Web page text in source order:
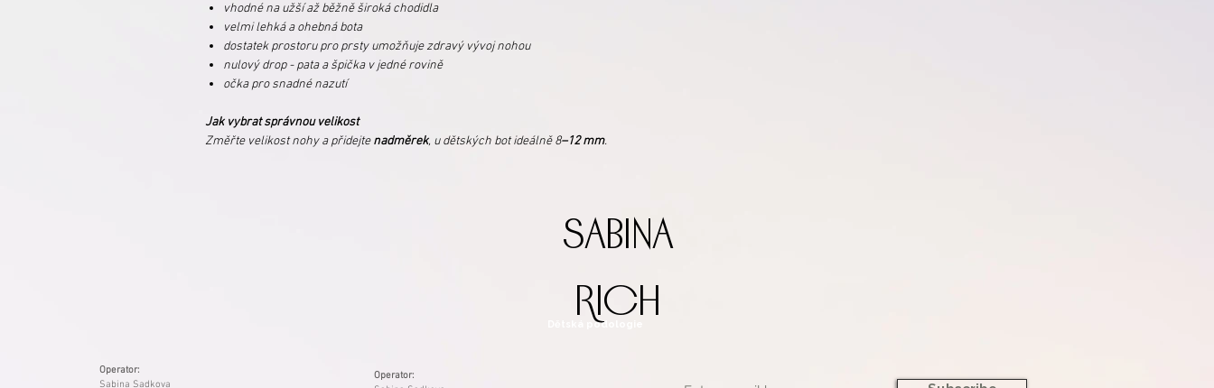
vhodné na užší až běžně široká chodidla
velmi lehká a ohebná bota
dostatek prostoru pro prsty umožňuje zdravý vývoj nohou
nulový drop - pata a špička v jedné rovině
očka pro snadné nazutí
Jak vybrat správnou velikost
Změřte velikost nohy a přidejtenadměrek, u dětských bot ideálně8–12 mm.
sabina
rich
Dětská podologie
Operator:
Sabina Sadkova
Operator: